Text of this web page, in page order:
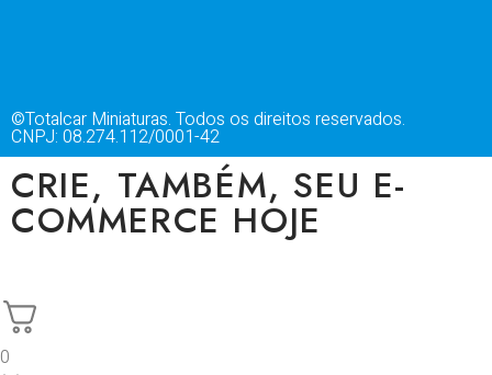
©Totalcar Miniaturas. Todos os direitos reservados.
CNPJ: 08.274.112/0001-42
CRIE, TAMBÉM, SEU E-
COMMERCE HOJE
0